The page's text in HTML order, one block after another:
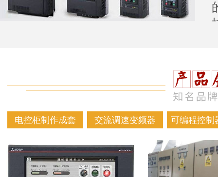
电控柜制作成套 交流调速变频器 可编程控制